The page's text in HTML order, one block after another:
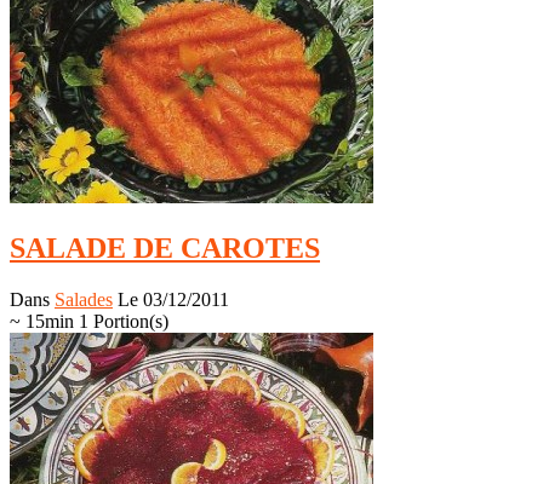
SALADE DE CAROTES
Dans Salades Le 03/12/2011
~ 15min 1 Portion(s)